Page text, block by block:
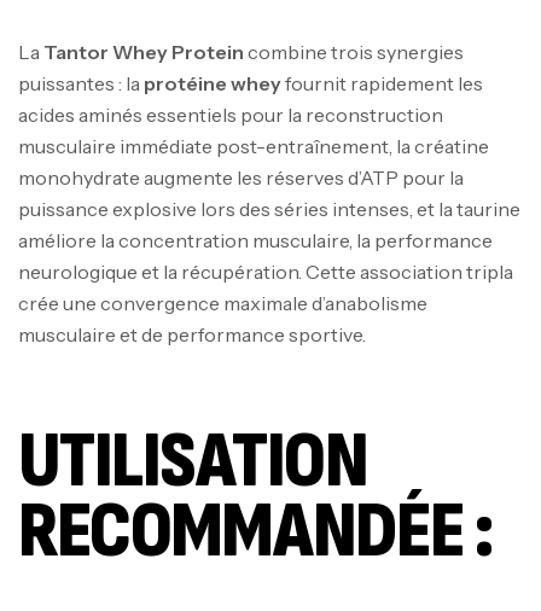
La Tantor Whey Protein combine trois synergies
puissantes : la protéine wheyfournit rapidement les
acides aminés essentiels pour la reconstruction
musculaire immédiate post-entraînement, la créatine
monohydrate augmente les réserves d’ATP pour la
puissance explosive lors des séries intenses, et la taurine
améliore la concentration musculaire, la performance
neurologique et la récupération. Cette association tripla
crée une convergence maximale d’anabolisme
musculaire et de performance sportive.
UTILISATION
RECOMMANDÉE :